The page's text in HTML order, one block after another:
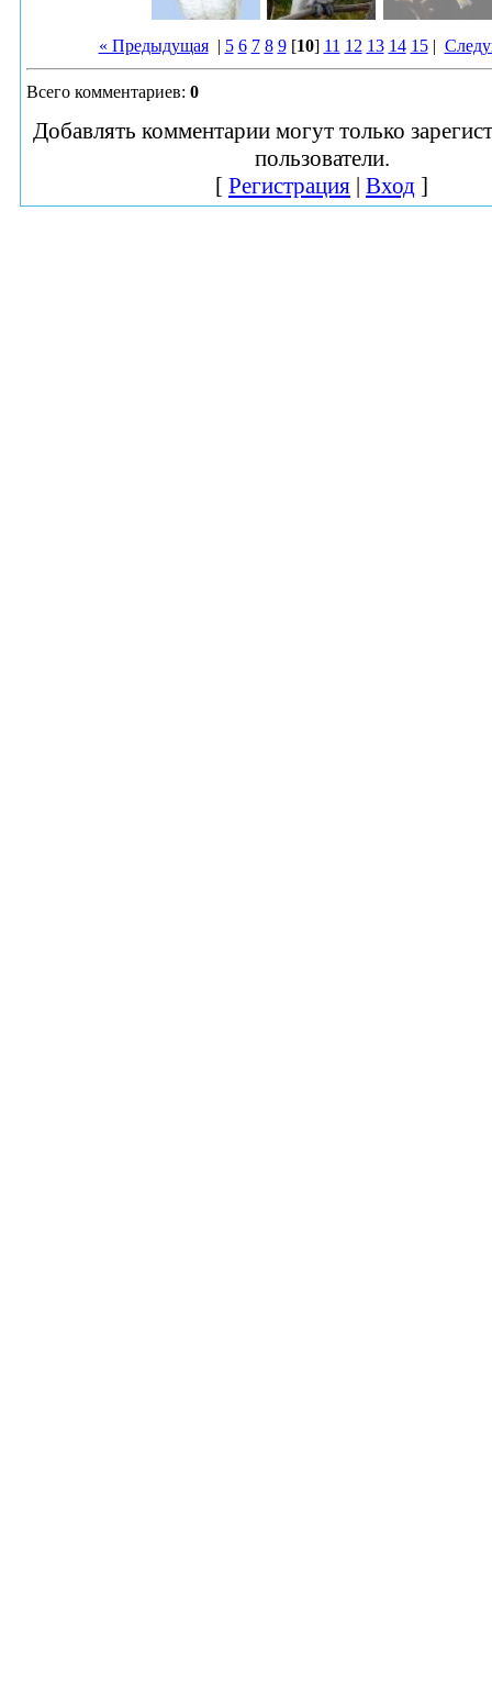
« Предыдущая| 5 6 7 8 9[10] 11 12 13 14 15|
Всего комментариев: 0
Добавлять комментарии могут только
пользователи.
[ Регистрация | Вход ]